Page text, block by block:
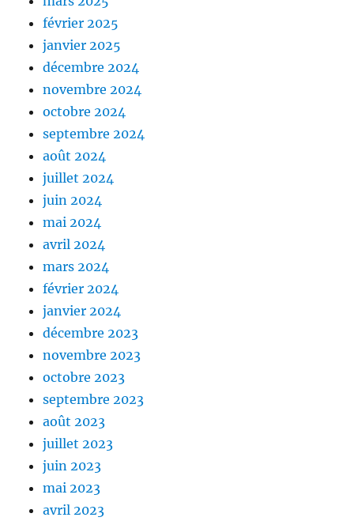
février 2025
janvier 2025
décembre 2024
novembre 2024
octobre 2024
septembre 2024
août 2024
juillet 2024
juin 2024
mai 2024
avril 2024
mars 2024
février 2024
janvier 2024
décembre 2023
novembre 2023
octobre 2023
septembre 2023
août 2023
juillet 2023
juin 2023
mai 2023
avril 2023